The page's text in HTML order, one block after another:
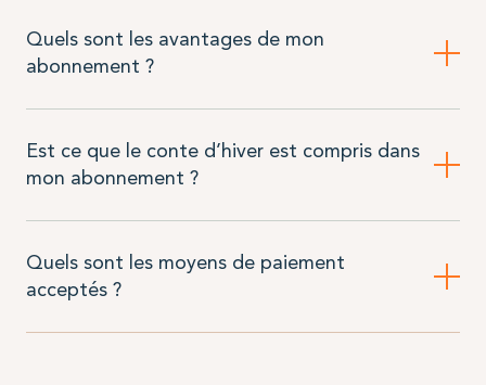
Quels sont les avantages de mon
abonnement ?
Est ce que le conte d’hiver est compris dans
mon abonnement ?
Quels sont les moyens de paiement
acceptés ?